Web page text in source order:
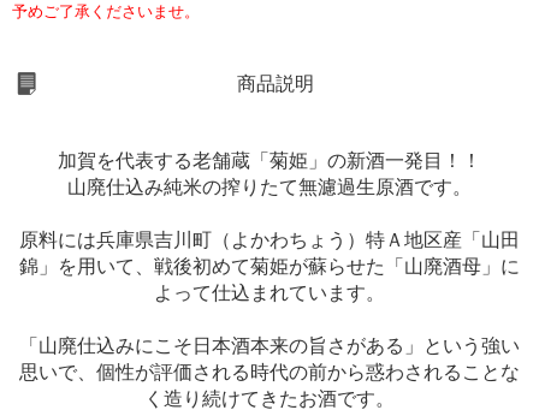
予めご了承くださいませ。
商品説明
加賀を代表する老舗蔵「菊姫」の新酒一発目！！
山廃仕込み純米の搾りたて無濾過生原酒です。
原料には兵庫県吉川町（よかわちょう）特Ａ地区産「山田
錦」を用いて、戦後初めて菊姫が蘇らせた「山廃酒母」に
よって仕込まれています。
「山廃仕込みにこそ日本酒本来の旨さがある」という強い
思いで、個性が評価される時代の前から惑わされることな
く造り続けてきたお酒です。